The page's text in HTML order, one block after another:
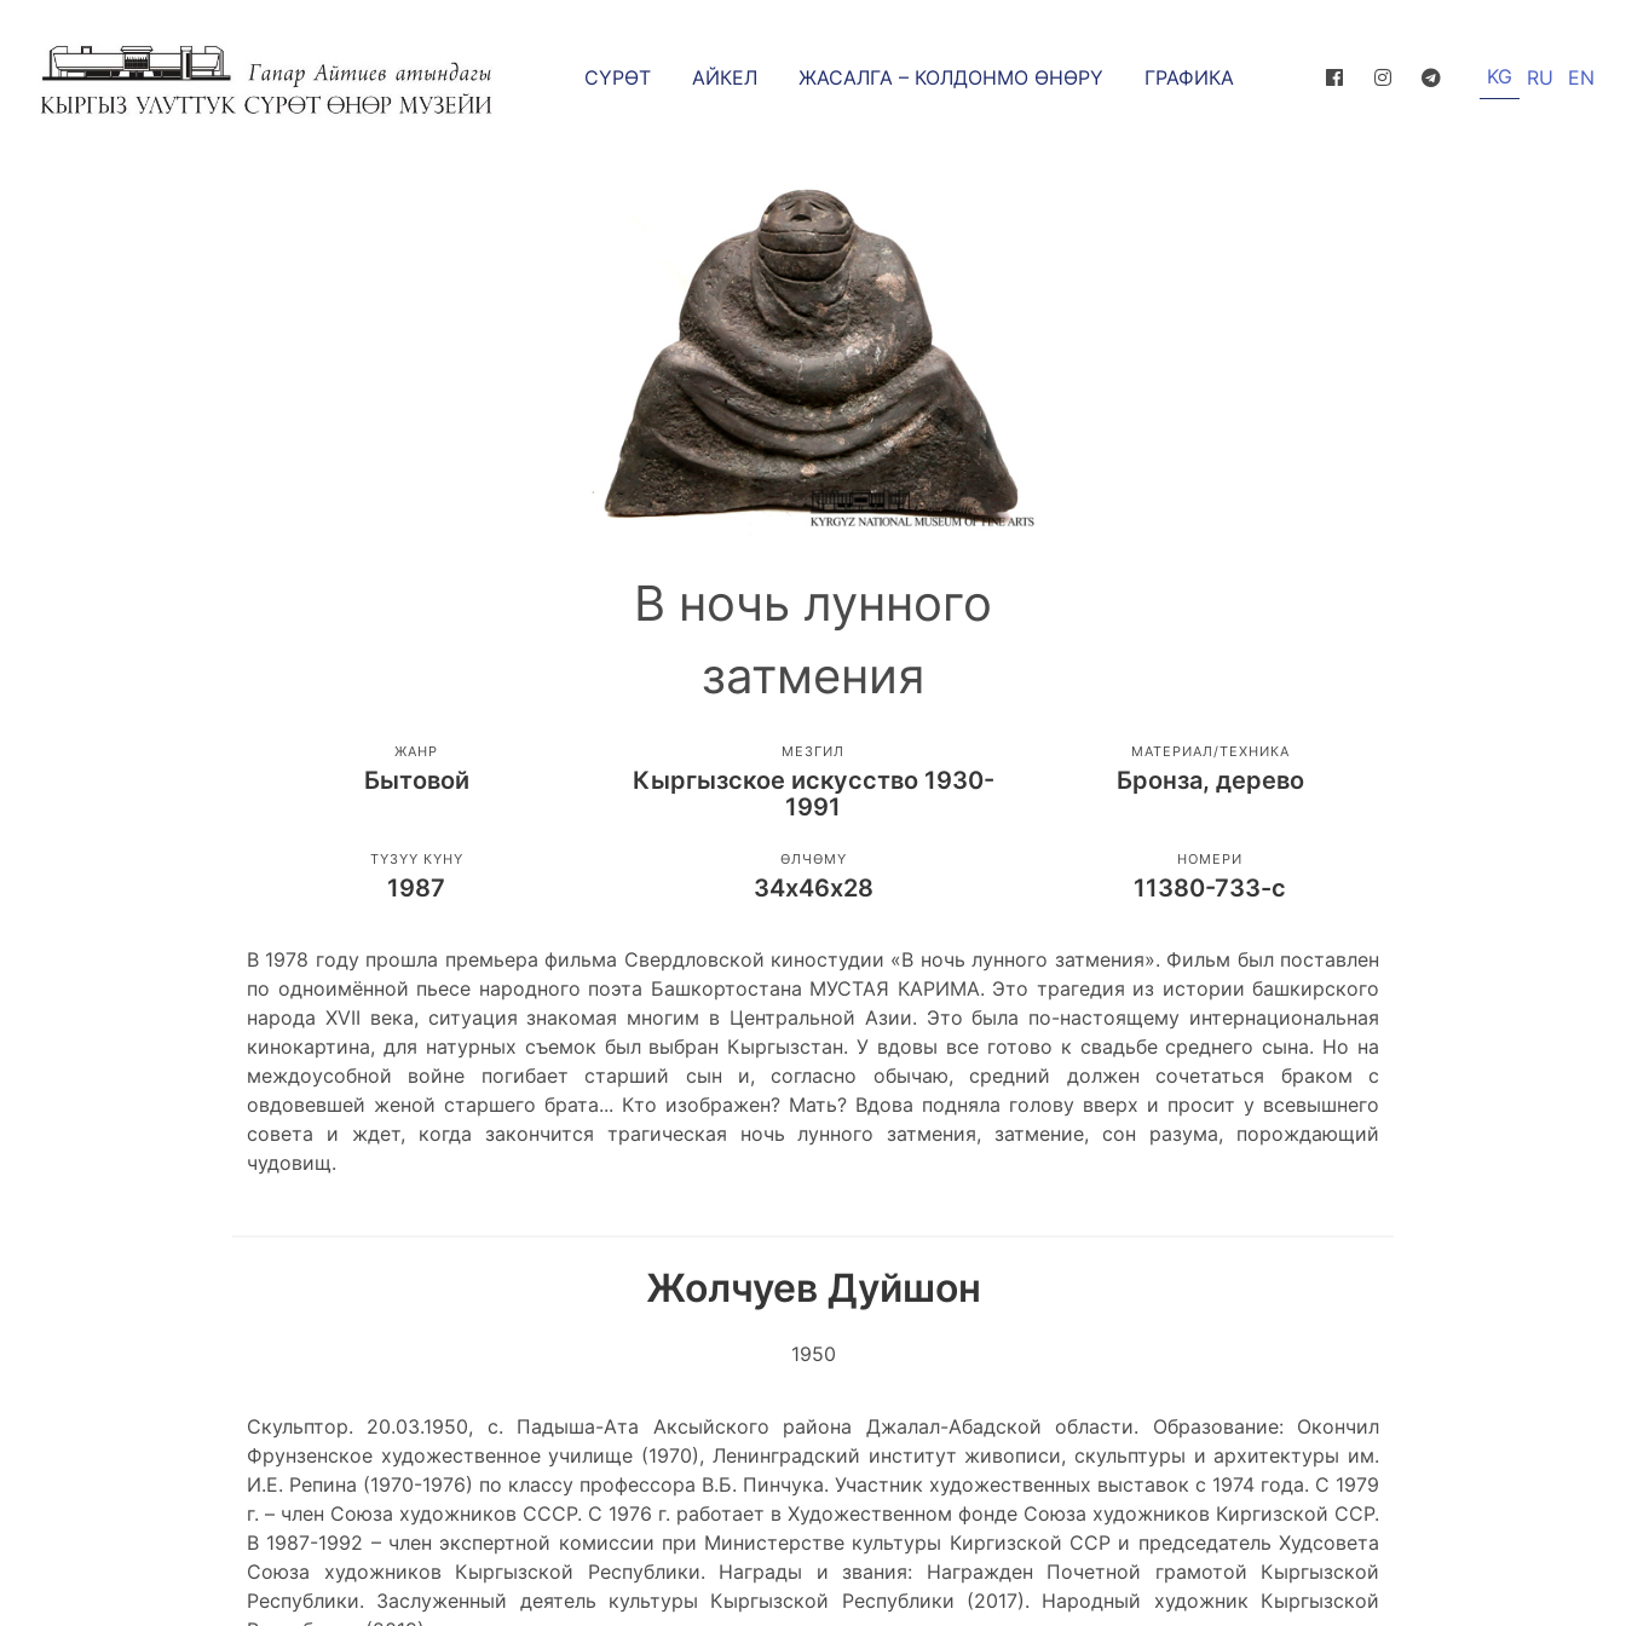
СҮРӨТ АЙКЕЛ ЖАСАЛГА – КОЛДОНМО ӨНӨРҮ ГРАФИКА KG RU EN
В ночь лунного
затмения
ЖАНР
Бытовой
МЕЗГИЛ
Кыргызское искусство 1930-
1991
МАТЕРИАЛ/ТЕХНИКА
Бронза, дерево
ТҮЗҮҮ КҮНҮ
1987
ӨЛЧӨМҮ
34х46х28
НОМЕРИ
11380-733-с
В 1978 году прошла премьера фильма Свердловской киностудии «В ночь лунного затмения». Фильм был поставлен
по одноимённой пьесе народного поэта Башкортостана МУСТАЯ КАРИМА. Это трагедия из истории башкирского
народа XVII века, ситуация знакомая многим в Центральной Азии. Это была по-настоящему интернациональная
кинокартина, для натурных съемок был выбран Кыргызстан. У вдовы все готово к свадьбе среднего сына. Но на
междоусобной войне погибает старший сын и, согласно обычаю, средний должен сочетаться браком с
овдовевшей женой старшего брата... Кто изображен? Мать? Вдова подняла голову вверх и просит у всевышнего
совета и ждет, когда закончится трагическая ночь лунного затмения, затмение, сон разума, порождающий
чудовищ.
Жолчуев Дуйшон
1950
Скульптор. 20.03.1950, с. Падыша-Ата Аксыйского района Джалал-Абадской области. Образование: Окончил
Фрунзенское художественное училище (1970), Ленинградский институт живописи, скульптуры и архитектуры им.
И.Е. Репина (1970-1976) по классу профессора В.Б. Пинчука. Участник художественных выставок с 1974 года. С 1979
г. – член Союза художников СССР. С 1976 г. работает в Художественном фонде Союза художников Киргизской ССР.
В 1987-1992 – член экспертной комиссии при Министерстве культуры Киргизской ССР и председатель Худсовета
Союза художников Кыргызской Республики. Награды и звания: Награжден Почетной грамотой Кыргызской
Республики. Заслуженный деятель культуры Кыргызской Республики (2017). Народный художник Кыргызской